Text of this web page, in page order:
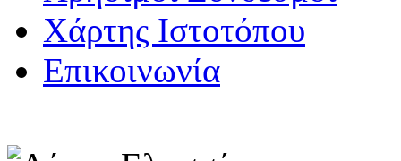
Χάρτης Ιστοτόπου
Επικοινωνία